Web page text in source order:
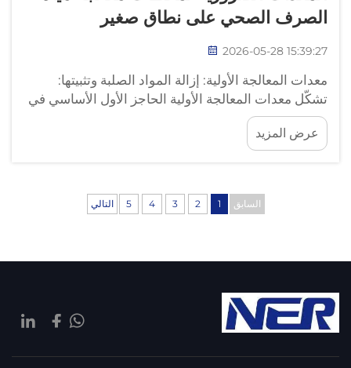
الصرف الصحي على نطاق صغير
2026-05-28 15:39:27
معدات المعالجة الأولية: إزالة المواد الصلبة وتثبيتها:
تشكّل معدات المعالجة الأولية الحاجز الأول الأساسي في
محطات معالجة مياه الصرف الصحي على نطاق صغير،
حيث تقوم بإزالة المواد الصلبة جسديًّا وتنشّط عملية
تثبيت المواد العضوية. ويمنع هذا المرحلة من ...
عرض المزيد
السابق 1
2
3
4
5 التالي